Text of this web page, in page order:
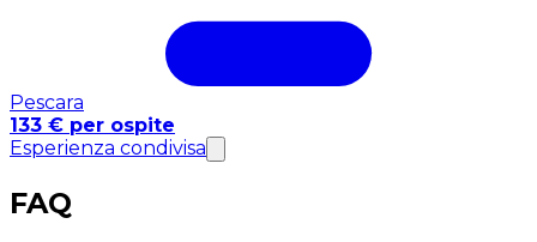
Pescara
133 € per ospite
Esperienza condivisa
FAQ